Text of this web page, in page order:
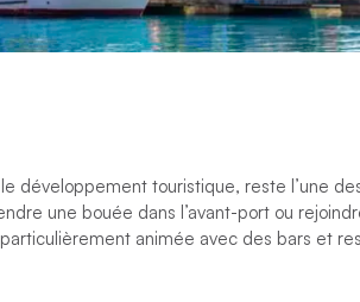
développement touristique, reste l’une
une bouée dans l’avant-port ou
animée avec des bars et